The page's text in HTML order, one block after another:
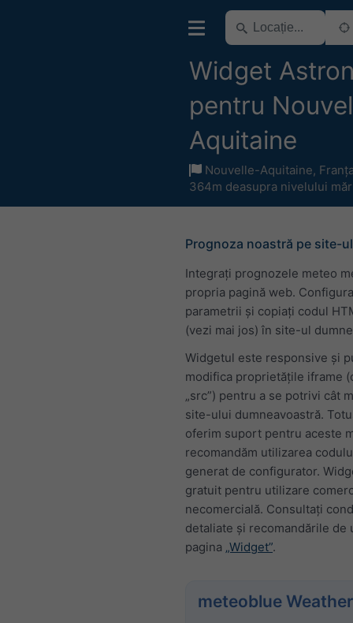
Widget
pentru
Aquitaine
Nouvelle-Aquitaine,
364m deasupra nivelului
Prognoza noastră pe site-
Integrați prognozele meteo
propria pagină web.
parametrii și copiați codul
(vezi mai jos) în site-ul
Widgetul este responsive și
modifica proprietățile iframe
„src”) pentru a se potrivi cât
site-ului dumneavoastră.
oferim suport pentru aceste
recomandăm utilizarea
generat de configurator.
gratuit pentru utilizare
necomercială. Consultați
detaliate și recomandările de
pagina „Widget”.
meteoblue